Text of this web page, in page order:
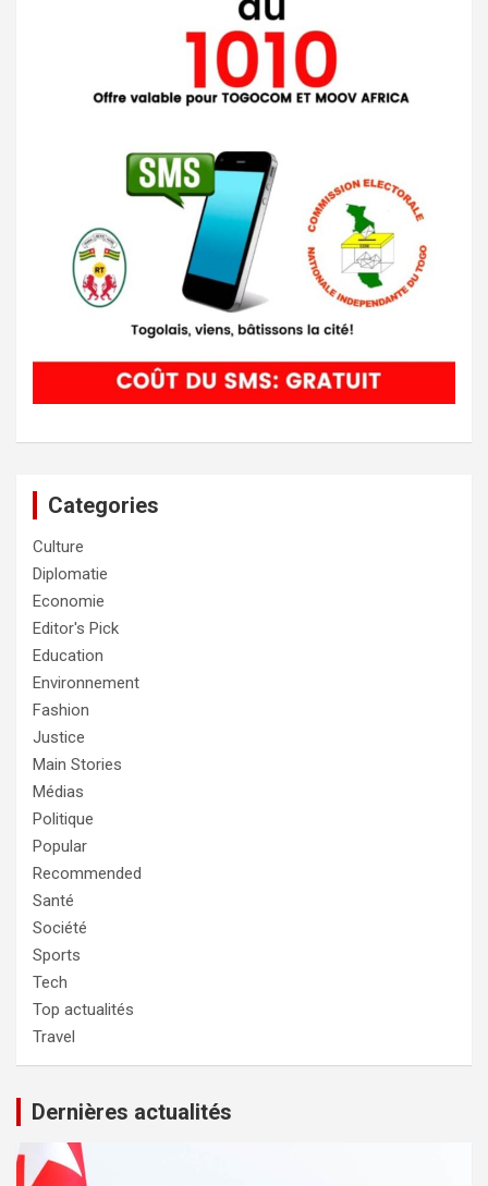
Categories
Culture
Diplomatie
Economie
Editor's Pick
Education
Environnement
Fashion
Justice
Main Stories
Médias
Politique
Popular
Recommended
Santé
Société
Sports
Tech
Top actualités
Travel
Dernières actualités